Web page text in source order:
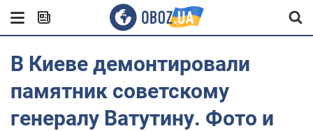
В Киеве демонтировали
памятник советскому
генералу Ватутину. Фото и